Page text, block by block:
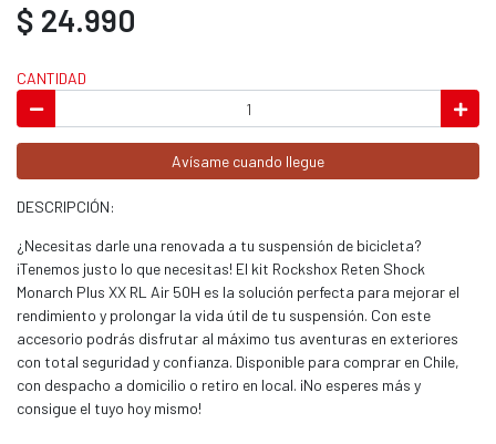
$ 24.990
CANTIDAD
Avísame cuando llegue
DESCRIPCIÓN:
¿Necesitas darle una renovada a tu suspensión de bicicleta?
¡Tenemos justo lo que necesitas! El kit Rockshox Reten Shock
Monarch Plus XX RL Air 50H es la solución perfecta para mejorar el
rendimiento y prolongar la vida útil de tu suspensión. Con este
accesorio podrás disfrutar al máximo tus aventuras en exteriores
con total seguridad y confianza. Disponible para comprar en Chile,
con despacho a domicilio o retiro en local. ¡No esperes más y
consigue el tuyo hoy mismo!